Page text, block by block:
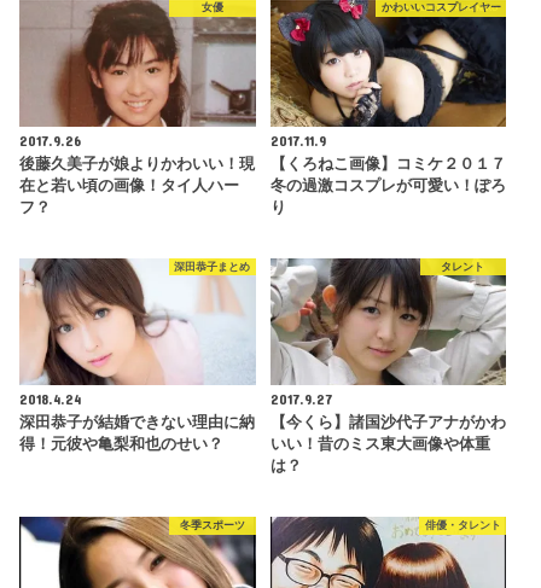
女優
2017.9.26
後藤久美子が娘よりかわいい！現
在と若い頃の画像！タイ人ハー
フ？
かわいいコスプレイヤー
2017.11.9
【くろねこ画像】コミケ２０１７
冬の過激コスプレが可愛い！ぽろ
り
深田恭子まとめ
2018.4.24
深田恭子が結婚できない理由に納
得！元彼や亀梨和也のせい？
タレント
2017.9.27
【今くら】諸国沙代子アナがかわ
いい！昔のミス東大画像や体重
は？
冬季スポーツ 俳優・タレント